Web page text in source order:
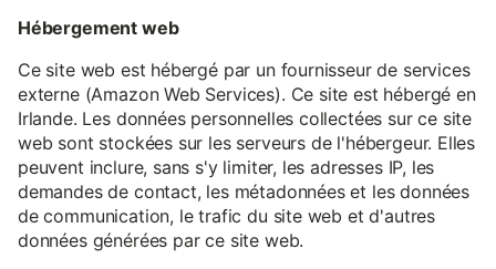
Hébergement web
Ce site web est hébergé par un fournisseur de services
externe (Amazon Web Services). Ce site est hébergé en
Irlande. Les données personnelles collectées sur ce site
web sont stockées sur les serveurs de l'hébergeur. Elles
peuvent inclure, sans s'y limiter, les adresses IP, les
demandes de contact, les métadonnées et les données
de communication, le trafic du site web et d'autres
données générées par ce site web.